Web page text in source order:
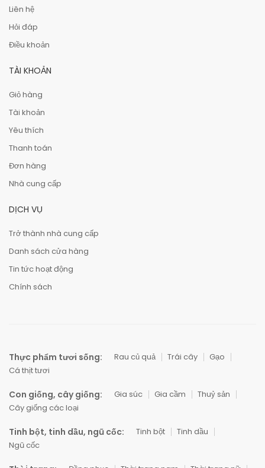
Liên hệ
Hỏi đáp
Điều khoản
TÀI KHOẢN
Giỏ hàng
Tài khoản
Yêu thích
Thanh toán
Đơn hàng
Nhà cung cấp
DỊCH VỤ
Trở thành nhà cung cấp
Danh sách cửa hàng
Tin tức hoạt động
Chính sách
Thực phẩm tươi sống: Rau củ quả Trái cây
Gạo
Cá thịt tươi
Con giống, cây giống: Gia súc Gia cầm
Thuỷ sản
Cây giống các loại
Tinh bột, tinh dầu, ngũ cốc: Tinh bột
Tinh dầu
Ngũ cốc